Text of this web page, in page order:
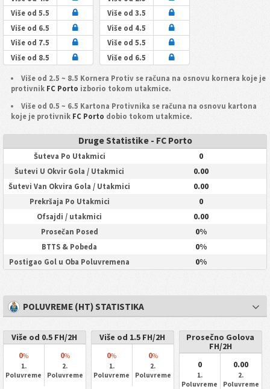
Više od 5.5
Više od 6.5
Više od 7.5
Više od 8.5
Više od 3.5
Više od 4.5
Više od 5.5
Više od 6.5
Više od 2.5 ~ 8.5 Kornera Protiv se računa na osnovu kornera koje je
protivnik FC Porto izborio tokom utakmice.
Više od 0.5 ~ 6.5 Kartona Protivnika se računa na osnovu kartona
koje je protivnik FC Porto dobio tokom utakmice.
Druge Statistike - FC Porto
Šuteva Po Utakmici 0
Šutevi U Okvir Gola / Utakmici 0.00
Šutevi Van Okvira Gola / Utakmici 0.00
Prekršaja Po Utakmici 0
Ofsajdi / utakmici 0.00
Prosečan Posed 0%
BTTS & Pobeda 0%
Postigao Gol u Oba Poluvremena 0%
POLUVREME (HT) STATISTIKA
Više od 0.5 FH/2H
0%
1.
Poluvreme
0%
2.
Poluvreme
Više od 1.5 FH/2H
0%
1.
Poluvreme
0%
2.
Poluvreme
Prosečno Golova
FH/2H
0
1.
Poluvreme
0.00
2.
Poluvreme